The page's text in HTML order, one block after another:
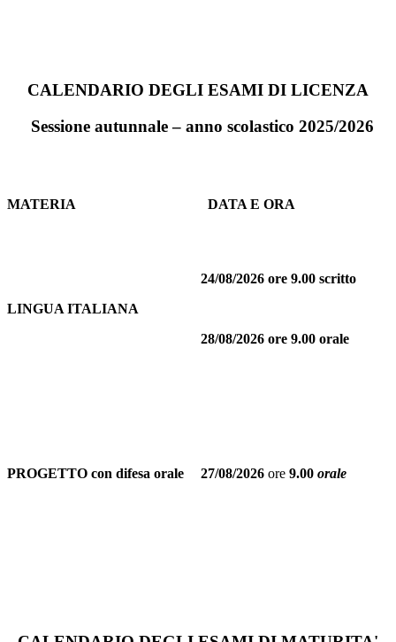
CALENDARIO DEGLI ESAMI DI LICENZA
Sessione autunnale – anno scolastico 2025/2026
MATERIA DATA E ORA
LINGUA ITALIANA
24/08/2026 ore 9.00 scritto
28/08/2026 ore 9.00 orale
PROGETTO con difesa orale 27/08/2026 ore 9.00 orale